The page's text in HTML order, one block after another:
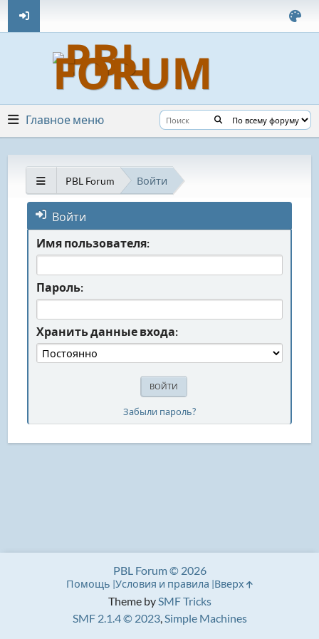
Главное меню
PBL Forum Войти
Войти
Имя пользователя:
Пароль:
Хранить данные входа:
Забыли пароль?
Theme bySMF Tricks
SMF 2.1.4 © 2023,Simple Machines
PBL Forum © 2026
Помощь Условия и правила Вверх